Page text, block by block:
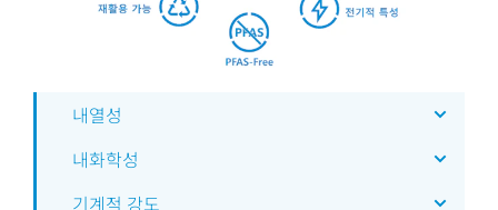
내열성
내화학성
기계적 강도